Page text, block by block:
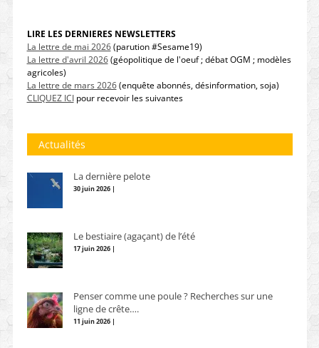
LIRE LES DERNIERES NEWSLETTERS
La lettre de mai 2026(parution #Sesame19)
La lettre d'avril 2026(géopolitique de l'oeuf ; débat OGM ; modèles
agricoles)
La lettre de mars 2026(enquête abonnés, désinformation, soja)
CLIQUEZ ICIpour recevoir les suivantes
Actualités
La dernière pelote
30 juin 2026 |
Le bestiaire (agaçant) de l’été
17 juin 2026 |
Penser comme une poule ? Recherches sur une
ligne de crête….
11 juin 2026 |